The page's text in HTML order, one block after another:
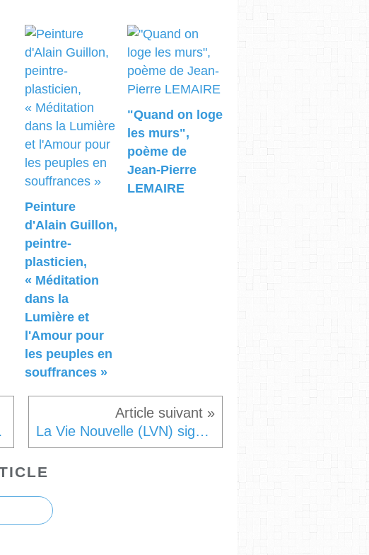
Peinture
d'Alain Guillon,
peintre-
plasticien,
« Méditation
dans la
Lumière et
l'Amour pour
les peuples en
souffrances »
"Quand on loge
les murs",
poème de
Jean-Pierre
LEMAIRE
La Vie Nouvelle (LVN) signataire de l'appel